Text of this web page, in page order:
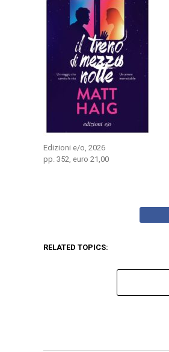
Edizioni e/o, 2026
pp. 352, euro 21,00
RELATED TOPICS: